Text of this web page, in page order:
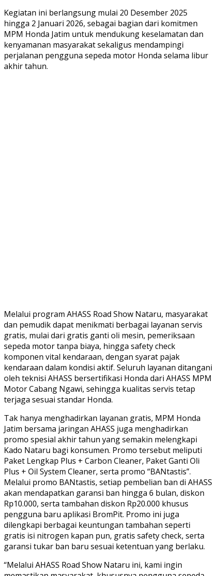
Kegiatan ini berlangsung mulai 20 Desember 2025
hingga 2 Januari 2026, sebagai bagian dari komitmen
MPM Honda Jatim untuk mendukung keselamatan dan
kenyamanan masyarakat sekaligus mendampingi
perjalanan pengguna sepeda motor Honda selama libur
akhir tahun.
Melalui program AHASS Road Show Nataru, masyarakat
dan pemudik dapat menikmati berbagai layanan servis
gratis, mulai dari gratis ganti oli mesin, pemeriksaan
sepeda motor tanpa biaya, hingga safety check
komponen vital kendaraan, dengan syarat pajak
kendaraan dalam kondisi aktif. Seluruh layanan ditangani
oleh teknisi AHASS bersertifikasi Honda dari AHASS MPM
Motor Cabang Ngawi, sehingga kualitas servis tetap
terjaga sesuai standar Honda.
Tak hanya menghadirkan layanan gratis, MPM Honda
Jatim bersama jaringan AHASS juga menghadirkan
promo spesial akhir tahun yang semakin melengkapi
Kado Nataru bagi konsumen. Promo tersebut meliputi
Paket Lengkap Plus + Carbon Cleaner, Paket Ganti Oli
Plus + Oil System Cleaner, serta promo “BANtastis”.
Melalui promo BANtastis, setiap pembelian ban di AHASS
akan mendapatkan garansi ban hingga 6 bulan, diskon
Rp10.000, serta tambahan diskon Rp20.000 khusus
pengguna baru aplikasi BromPit. Promo ini juga
dilengkapi berbagai keuntungan tambahan seperti
gratis isi nitrogen kapan pun, gratis safety check, serta
garansi tukar ban baru sesuai ketentuan yang berlaku.
“Melalui AHASS Road Show Nataru ini, kami ingin